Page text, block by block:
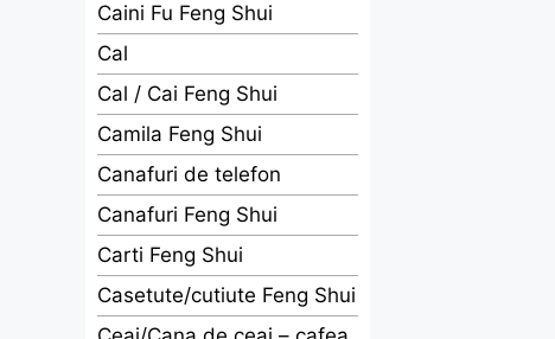
Caini Fu Feng Shui
Cal
Cal / Cai Feng Shui
Camila Feng Shui
Canafuri de telefon
Canafuri Feng Shui
Carti Feng Shui
Casetute/cutiute Feng Shui